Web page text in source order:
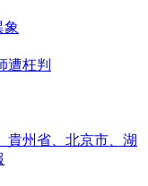
象
遭枉判
貴州省、北京市、湖